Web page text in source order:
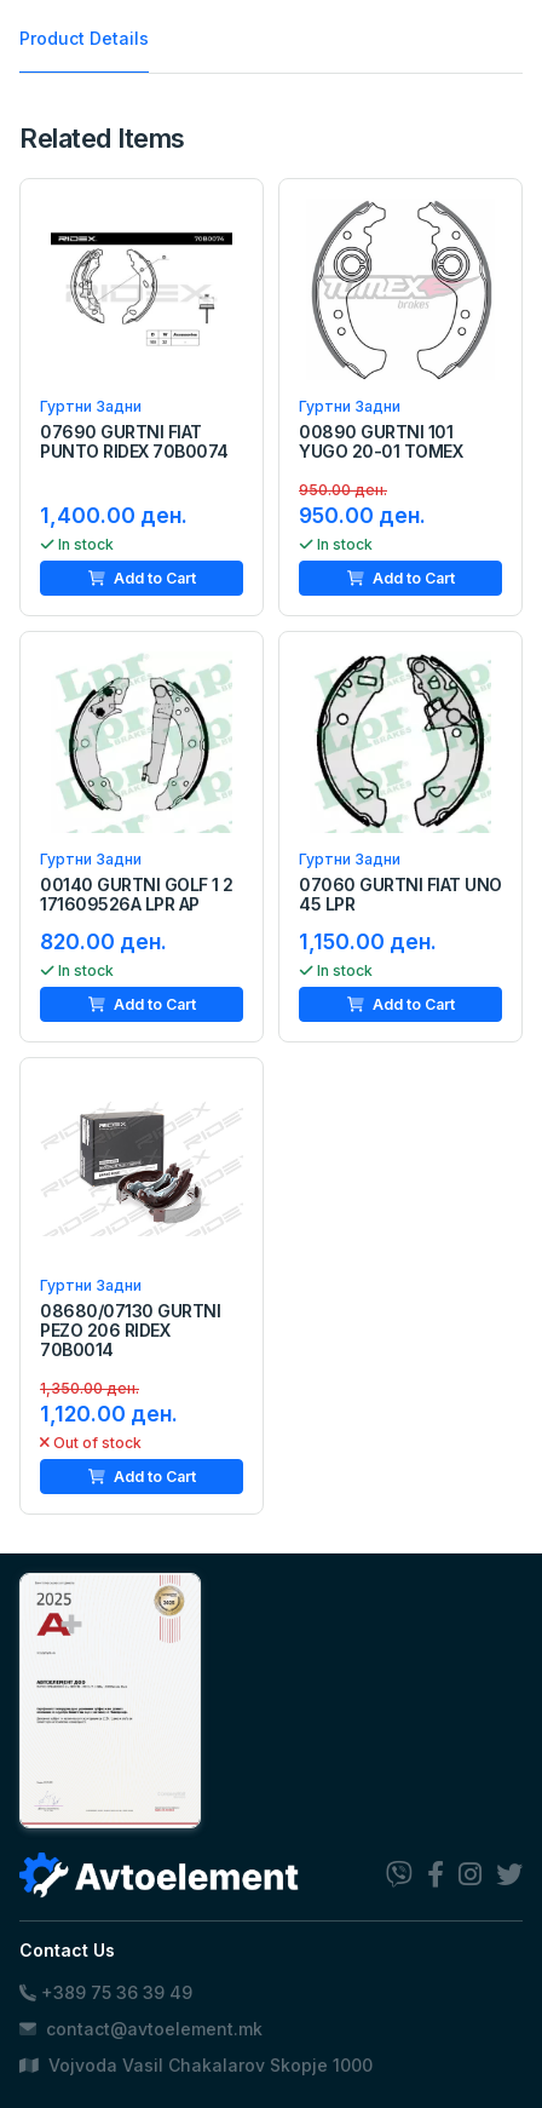
Product Details
Related Items
Гуртни Задни
07690 GURTNI FIAT
PUNTO RIDEX 70B0074
1,400.00 ден.
In stock
Add to Cart
Гуртни Задни
00890 GURTNI 101
YUGO 20-01 TOMEX
950.00 ден.
950.00 ден.
In stock
Add to Cart
Гуртни Задни
00140 GURTNI GOLF 1 2
171609526A LPR AP
820.00 ден.
In stock
Add to Cart
Гуртни Задни
07060 GURTNI FIAT UNO
45 LPR
1,150.00 ден.
In stock
Add to Cart
Гуртни Задни
08680/07130 GURTNI
PEZO 206 RIDEX
70B0014
1,350.00 ден.
1,120.00 ден.
Out of stock
Add to Cart
Contact Us
+389 75 36 39 49
contact@avtoelement.mk
Vojvoda Vasil Chakalarov Skopje 1000